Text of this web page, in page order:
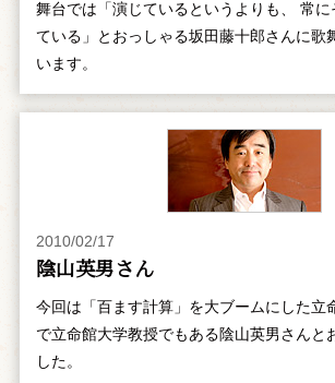
舞台では「演じているというよりも、 常に
ている」とおっしゃる坂田藤十郎さんに歌
います。
2010/02/17
陰山英男さん
今回は「百ます計算」を大ブームにした立
で立命館大学教授でもある陰山英男さんと
した。